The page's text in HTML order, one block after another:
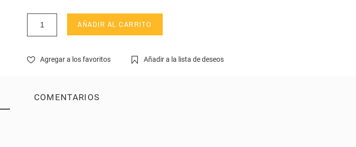
AÑADIR AL CARRITO
Agregar a los favoritos Añadir a la lista de deseos
COMENTARIOS